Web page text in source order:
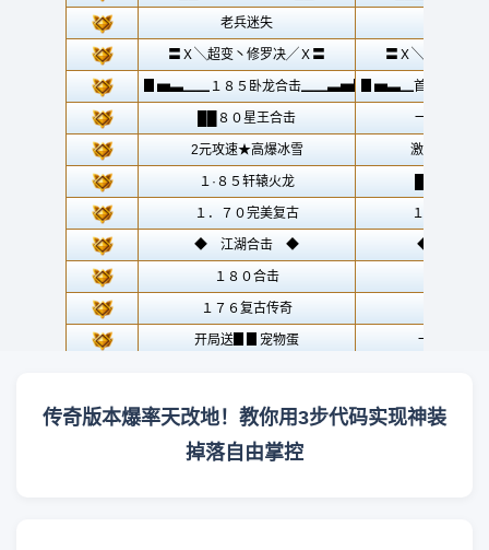
传奇版本爆率天改地！教你用3步代码实现神装
掉落自由掌控